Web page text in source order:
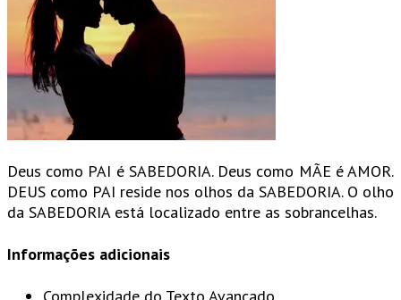
Deus como PAI é SABEDORIA. Deus como MÃE é AMOR.
DEUS como PAI reside nos olhos da SABEDORIA. O olho
da SABEDORIA está localizado entre as sobrancelhas.
Informações adicionais
Complexidade do Texto Avançado